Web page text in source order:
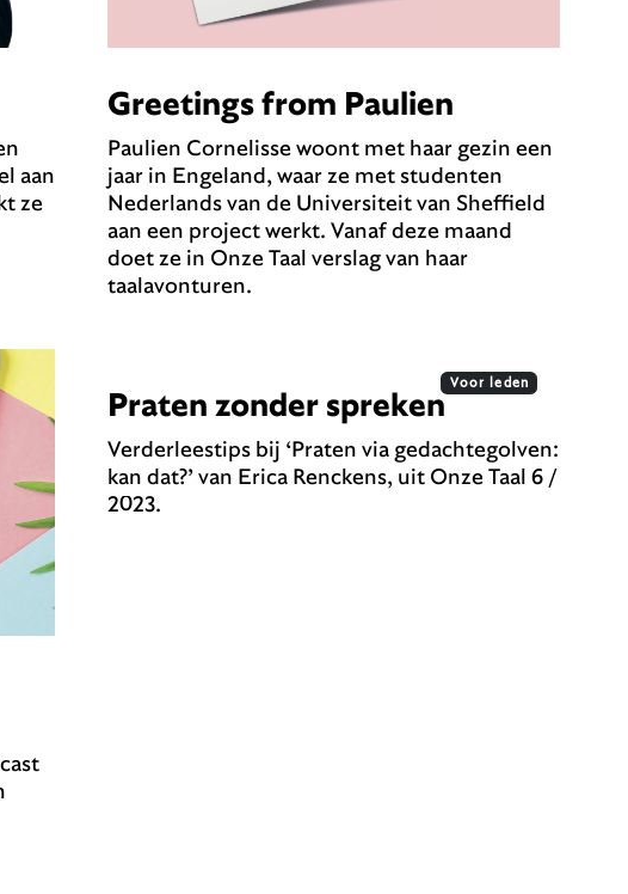
aan
ze
Greetings from Paulien
Paulien Cornelisse woont met haar gezin een
jaar in Engeland, waar ze met studenten
Nederlands van de Universiteit van Sheffield
aan een project werkt. Vanaf deze maand
doet ze in Onze Taal verslag van haar
taalavonturen.
Praten zonder spreken
Verderleestips bij ‘Praten via gedachtegolven:
kan dat?’ van Erica Renckens, uit Onze Taal 6 /
2023.
Voor leden